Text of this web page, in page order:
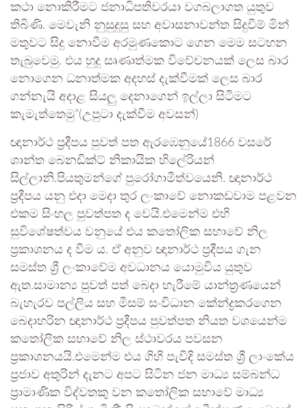
කථා නොකිරීමට ජනාධිපතිවරයා වගබලාගත යුතුව
තිබිණි. මෙවැනි නුසුදුසු සහ අවාසනාවන්ත සිදුවීම්‌ මින්‌
මතුවට සිදු නොවීම අරමුණකොට ගෙන මෙම සටහන
තැබුවෙමු. එය හුදු සෘණාත්මක විවේචනයක්‌ ලෙස බාර
නොගෙන ධනාත්මක අදහස්‌ දැක්වීමක්‌ ලෙස බාර
ගන්නැයි අදාළ සියලු දෙනාගෙන්‌ ඉල්ලා සිටීමට
කැමැත්තෙමු”(උපුටා දැක්වීම අවසන්)
ඥානාර්ථ ප්‍රදීපය පුවත් පත ඇරඹෙනුයේ1866 වසරේ
ශාන්ත බෙනඩික්ට් නිකායික හිලේරියන්
සිල්ලානි.පියතුමන්ගේ පුරෝගාමීත්වයෙනි. ඥානාර්ථ
ප්‍රදීපය යනු එදා මෙදා තුර ලංකාවේ නොකඩවාම පළවන
එකම සිංහල පුවත්පත ද වෙයි.එමෙන්ම එහි
සුවිශේෂත්වය වනුයේ එය කතෝලික සභාවේ නිල
ප්‍රකාශනය ද වීම ය. ඒ අනුව ඥානාර්ථ ප්‍රදීපය ගැන
සමස්ත ශ්‍රී ලංකාවේම අවධානය යොමුවිය යුතුව
ඇත.සාමාන්‍ය පුවත් පත් බෙදා හැරීමේ යාන්ත්‍රණයෙන්
බැහැරව පල්ලිය සහ මීසම් සංවිධාන කේන්ද්‍රකරගෙන
බෙදාහරින ඥානාර්ථ ප්‍රදීපය පුවත්පත නියත වශයෙන්ම
කතෝලික සභාවේ නිල ස්ථාවරය පවසන
ප්‍රකාශනයයි.එමෙන්ම එය ගිහි පැවිදි සමස්ත ශ්‍රී ලාංකේය
ප්‍රජාව අතුරින් දැනට අපට සිටින ජන මාධ්‍ය සම්බන්ධ
ප්‍රාමාණික විද්වතකු වන කතෝලික සභාවේ මාධ්‍ය